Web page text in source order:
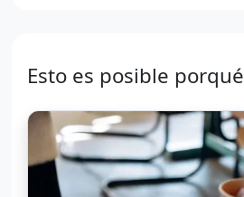
Esto es posible porqué